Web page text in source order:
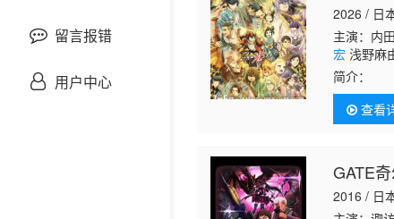
战争片
悬疑片
留言报错
用户中心
2026 / 日
主演：内
宏 浅野麻
简介：
骂，对于
查看
GATE
2016 / 日